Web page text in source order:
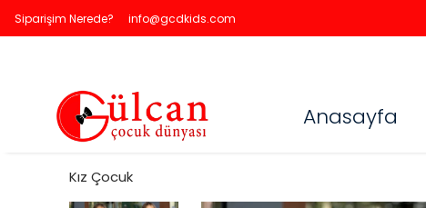
Siparişim Nerede? info@gcdkids.com
Anasayfa
Kız Çocuk